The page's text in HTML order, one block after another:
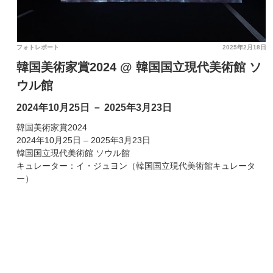
2025年2月18日
フォトレポート
韓国美術家賞2024 @ 韓国国立現代美術館 ソ
ウル館
2024年10月25日 － 2025年3月23日
韓国美術家賞2024
2024年10月25日 – 2025年3月23日
韓国国立現代美術館 ソウル館
キュレーター：イ・ジュヨン（韓国国立現代美術館キュレータ
ー）